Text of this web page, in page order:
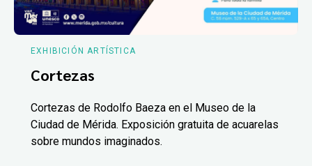
EXHIBICIÓN ARTÍSTICA
Cortezas
Cortezas de Rodolfo Baeza en el Museo de la
Ciudad de Mérida. Exposición gratuita de acuarelas
sobre mundos imaginados.